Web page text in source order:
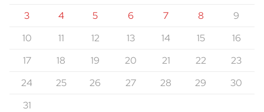
3
4 5 6 7 8
9
10
11 12 13 14 15
16
17
18 19 20 21 22
23
24
25 26 27 28 29
30
31